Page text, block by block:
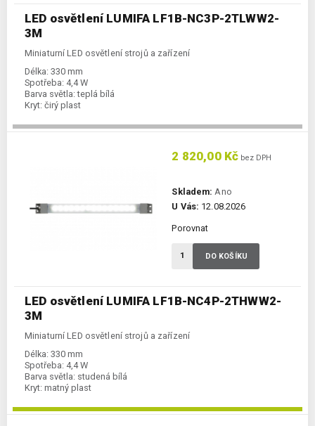
LED osvětlení LUMIFA LF1B-NC3P-2TLWW2-
3M
Miniaturní LED osvětlení strojů a zařízení
Délka: 330 mm
Spotřeba: 4,4 W
Barva světla: teplá bílá
Kryt: čirý plast
LED osvětlení LUMIFA LF1B-NC4P-2THWW2-
3M
Miniaturní LED osvětlení strojů a zařízení
Délka: 330 mm
Spotřeba: 4,4 W
Barva světla: studená bílá
Kryt: matný plast
2 820,00 Kč bez DPH
Skladem: Ano
U Vás: 12.08.2026
Porovnat
DO KOŠÍKU